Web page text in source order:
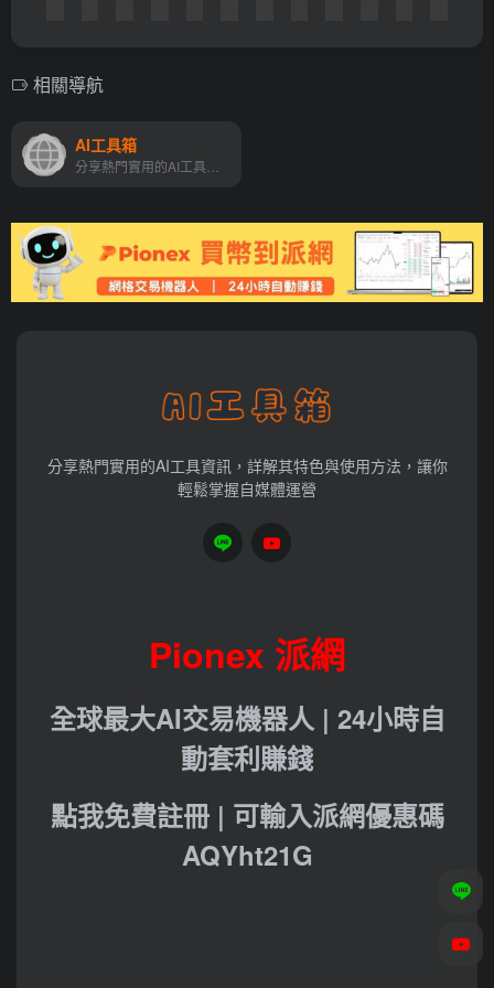
相關導航
AI工具箱
分享熱門實用的AI工具資訊，詳解其特色與使用方法，讓你
輕鬆掌握自媒體運營
Pionex 派網
全球最大AI交易機器人 | 24小時自
動套利賺錢
點我免費註冊 | 可輸入派網優惠碼
AQYht21G